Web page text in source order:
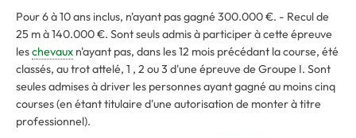
Pour 6 à 10 ans inclus, n'ayant pas gagné 300.000 €. - Recul de
25 m à 140.000 €. Sont seuls admis à participer à cette épreuve
leschevaux n'ayant pas, dans les 12 mois précédant la course, été
classés, au trot attelé, 1 , 2 ou 3 d'une épreuve de Groupe I. Sont
seules admises à driver les personnes ayant gagné au moins cinq
courses (en étant titulaire d'une autorisation de monter à titre
professionnel).